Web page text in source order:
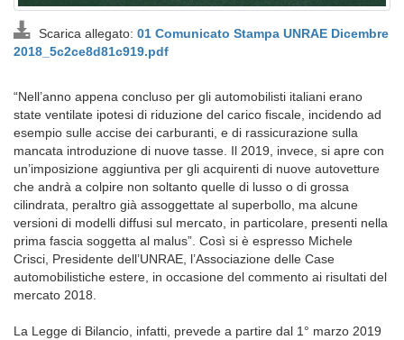
Scarica allegato: 01 Comunicato Stampa UNRAE Dicembre
2018_5c2ce8d81c919.pdf
“Nell’anno appena concluso per gli automobilisti italiani erano
state ventilate ipotesi di riduzione del carico fiscale, incidendo ad
esempio sulle accise dei carburanti, e di rassicurazione sulla
mancata introduzione di nuove tasse. Il 2019, invece, si apre con
un’imposizione aggiuntiva per gli acquirenti di nuove autovetture
che andrà a colpire non soltanto quelle di lusso o di grossa
cilindrata, peraltro già assoggettate al superbollo, ma alcune
versioni di modelli diffusi sul mercato, in particolare, presenti nella
prima fascia soggetta al malus”. Così si è espresso Michele
Crisci, Presidente dell’UNRAE, l’Associazione delle Case
automobilistiche estere, in occasione del commento ai risultati del
mercato 2018.
La Legge di Bilancio, infatti, prevede a partire dal 1° marzo 2019